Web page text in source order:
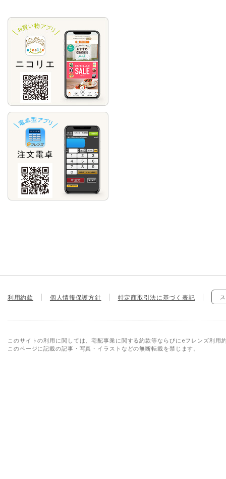
利用約款 個人情報保護方針 特定商取引法に基づく表記
このサイトの利用に関しては、宅配事業に関する約款等ならびにeフレンズ利用
このページに記載の記事・写真・イラストなどの無断転載を禁じます。